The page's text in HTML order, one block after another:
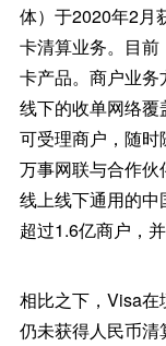
体）于2020年2月
卡清算业务。目前
卡产品。商户业务
线下的收单网络
可受理商户，随时
万事网联与合作伙
线上线下通用的
超过1.6亿商户，
相比之下，Visa在
仍未获得人民币清